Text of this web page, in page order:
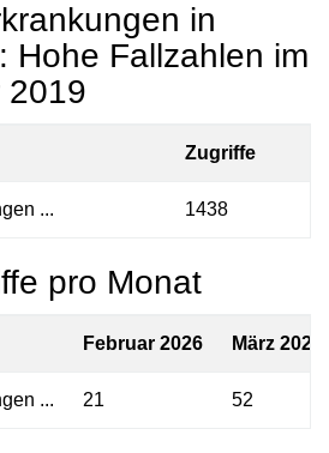
in
Hohe Fallzahlen im
2019
Zugriffe
... 1438
pro Monat
Februar 2026 März 2026
... 21 52